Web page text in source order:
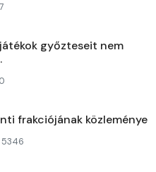
győzteseit nem
frakciójának közleménye
5346